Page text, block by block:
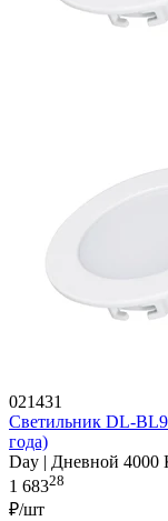
021431
Светильник DL-
года)
Day | Дневной 4000
1 68328
₽/шт